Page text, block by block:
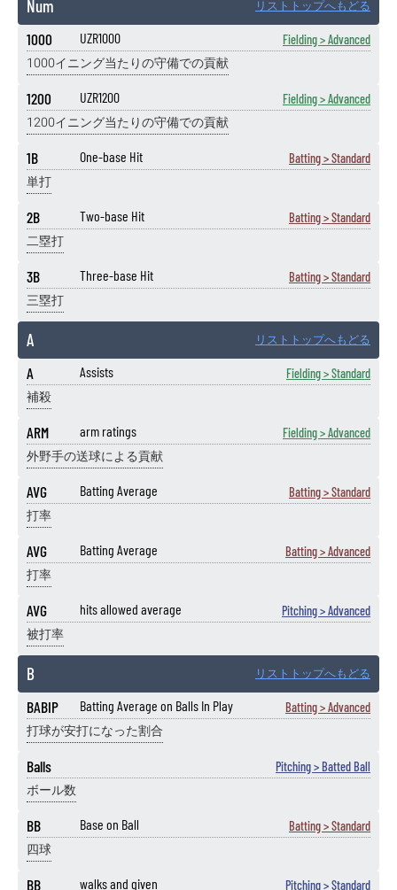
Num リストトップへもどる
1000 UZR1000 Fielding > Advanced
1000イニング当たりの守備での貢献
1200 UZR1200 Fielding > Advanced
1200イニング当たりの守備での貢献
1B One-base Hit Batting > Standard
単打
2B Two-base Hit Batting > Standard
二塁打
3B Three-base Hit Batting > Standard
三塁打
A リストトップへもどる
A Assists Fielding > Standard
補殺
ARM arm ratings Fielding > Advanced
外野手の送球による貢献
AVG Batting Average Batting > Standard
打率
AVG Batting Average Batting > Advanced
打率
AVG hits allowed average Pitching > Advanced
被打率
B リストトップへもどる
BABIP Batting Average on Balls In Play Batting > Advanced
打球が安打になった割合
Balls Pitching > Batted Ball
ボール数
BB Base on Ball Batting > Standard
四球
BB walks and given Pitching > Standard